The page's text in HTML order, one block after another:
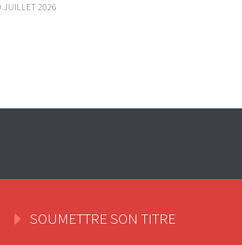
JUILLET 2026
SOUMETTRE SON TITRE